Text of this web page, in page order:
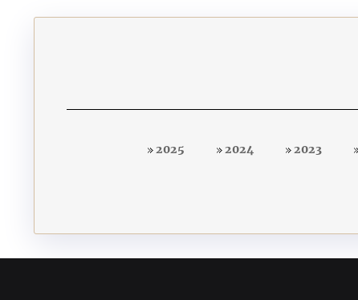
2025 2024 2023